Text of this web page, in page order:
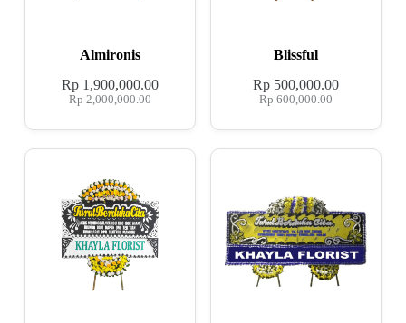
Almironis
Rp2,000,000.00
Rp1,900,000.00
Blissful
Rp600,000.00
Rp 500,000.00